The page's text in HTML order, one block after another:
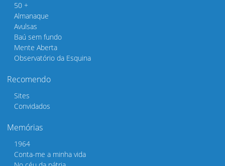
50 +
Almanaque
Avulsas
Baú sem fundo
Mente Aberta
Observatório da Esquina
Recomendo
Sites
Convidados
Memórias
1964
Conta-me a minha vida